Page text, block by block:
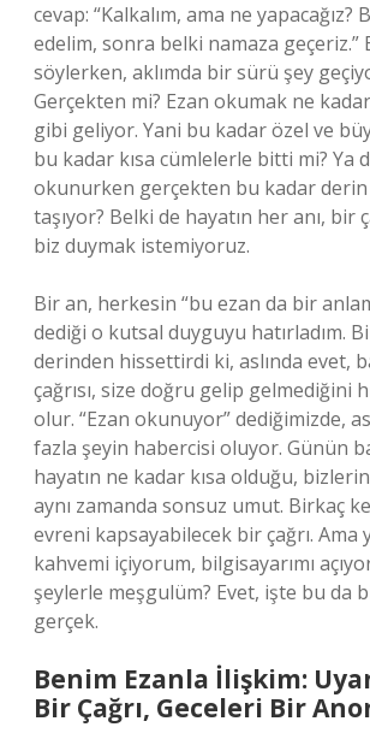
cevap: “Kalkalım, ama ne yapacağız?
edelim, sonra belki namaza geçeriz.”
söylerken, aklımda bir sürü şey
Gerçekten mi? Ezan okumak ne
gibi geliyor. Yani bu kadar özel ve
bu kadar kısa cümlelerle bitti mi? Ya
okunurken gerçekten bu kadar derin
taşıyor? Belki de hayatın her anı, bir
biz duymak istemiyoruz.
Bir an, herkesin “bu ezan da bir
dediği o kutsal duyguyu hatırladım.
derinden hissettirdi ki, aslında evet,
çağrısı, size doğru gelip gelmediğini
olur. “Ezan okunuyor” dediğimizde,
fazla şeyin habercisi oluyor. Günün
hayatın ne kadar kısa olduğu,
aynı zamanda sonsuz umut. Birkaç
evreni kapsayabilecek bir çağrı. Ama
kahvemi içiyorum, bilgisayarımı
şeylerle meşgulüm? Evet, işte bu da
gerçek.
Benim Ezanla İlişkim:
Bir Çağrı, Geceleri Bir